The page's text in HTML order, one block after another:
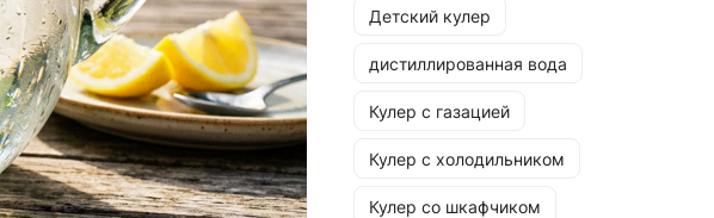
Детский кулер
дистиллированная вода
Кулер с газацией
Кулер с холодильником
Кулер со шкафчиком